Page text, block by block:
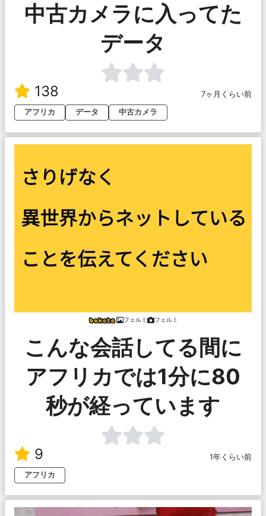
中古カメラに入ってた
データ
138
7ヶ月くらい前
アフリカ
データ 中古カメラ
フェルミ フェルミ
こんな会話してる間に
アフリカでは1分に80
秒が経っています
9
1年くらい前
アフリカ